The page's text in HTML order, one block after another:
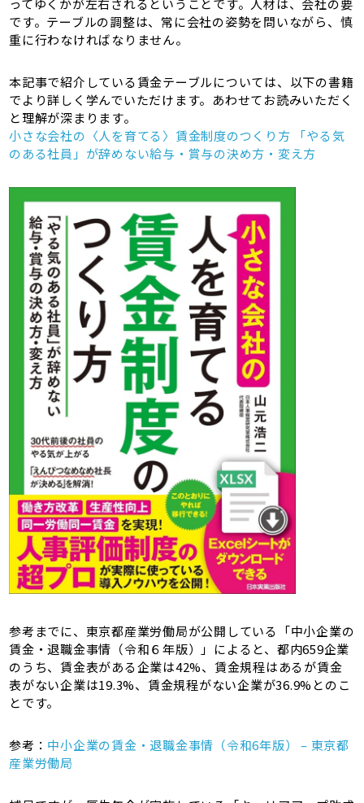
です。テーブルの調整は、常に会社の姿勢を問いながら、慎
重に行わなければなりません。
本記事で紹介している賃金テーブルについては、以下の書籍
でより詳しく学んでいただけます。あわせてお読みいただく
と理解が深まります。
小さな会社の〈人を育てる〉賃金制度のつくり方 「やる気
のある社員」が辞めない給与・賞与の決め方・変え方
参考までに、東京都産業労働局が公開している「中小企業の
賃金・退職金事情（令和６年版）」によると、都内659企業
のうち、賃金表がある企業は42%、賃金規程はあるが賃金
表がない企業は19.3%、賃金規程がない企業が36.9%とのこ
とです。
参考： 中小企業の賃金・退職金事情（令和6年版） – 東京都
産業労働局